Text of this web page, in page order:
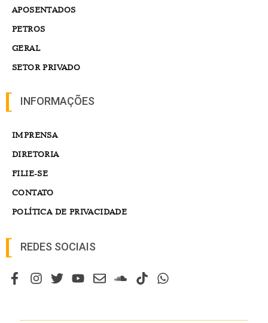
APOSENTADOS
PETROS
GERAL
SETOR PRIVADO
INFORMAÇÕES
IMPRENSA
DIRETORIA
FILIE-SE
CONTATO
POLÍTICA DE PRIVACIDADE
REDES SOCIAIS